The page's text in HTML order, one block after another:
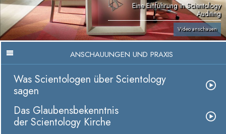
Eine Einführung in Scientology
Auditing
Video anschauen
ANSCHAUUNGEN UND PRAXIS
Was Scientologen über Scientology
sagen
Das Glaubensbekenntnis
der Scientology Kirche